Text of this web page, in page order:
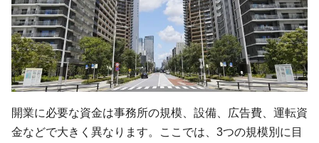
開業に必要な資金は事務所の規模、設備、広告費、運転資
金などで大きく異なります。ここでは、3つの規模別に目